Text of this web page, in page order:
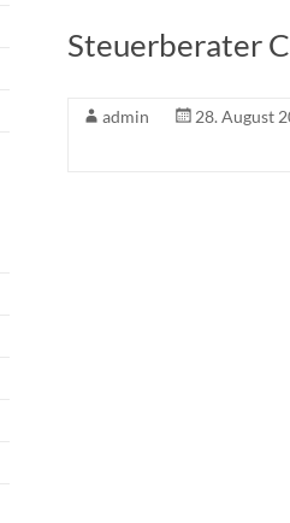
Steuerberater
admin 28. August